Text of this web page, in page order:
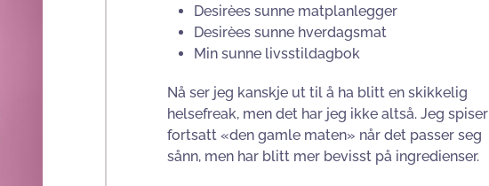
Desirèes sunne matplanlegger
Desirèes sunne hverdagsmat
Min sunne livsstildagbok
Nå ser jeg kanskje ut til å ha blitt en skikkelig
helsefreak, men det har jeg ikke altså. Jeg spiser
fortsatt «den gamle maten» når det passer seg
sånn, men har blitt mer bevisst på ingredienser.